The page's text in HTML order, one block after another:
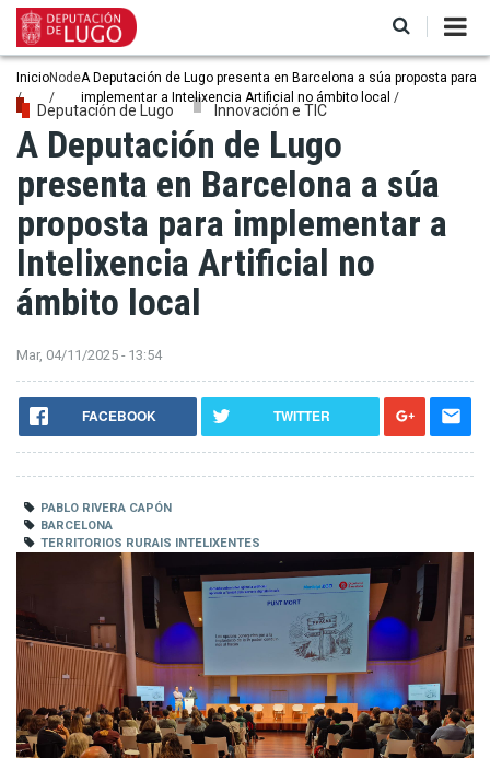
Pasar
contenido
principal
Ruta
de
navegación
InicioNodeA Deputación de Lugo presenta en Barcelona a súa proposta para
implementar a Intelixencia Artificial no ámbito local
Deputación de Lugo Innovación e TIC
A Deputación de Lugo
presenta en Barcelona a súa
proposta para implementar a
Intelixencia Artificial no
ámbito local
Mar, 04/11/2025 - 13:54
FACEBOOK TWITTER
PABLO RIVERA CAPÓN
BARCELONA
TERRITORIOS RURAIS INTELIXENTES